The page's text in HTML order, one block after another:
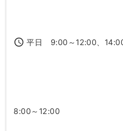
access_time 平日 9:00～12:00、
8:00～12:00